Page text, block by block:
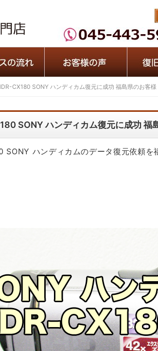
CX180 SONY ハンディカム復元に成功 福島県のお客様
SONY ハンディカム復元に成功 福
SONY ハンディカムのデータ復元依頼を